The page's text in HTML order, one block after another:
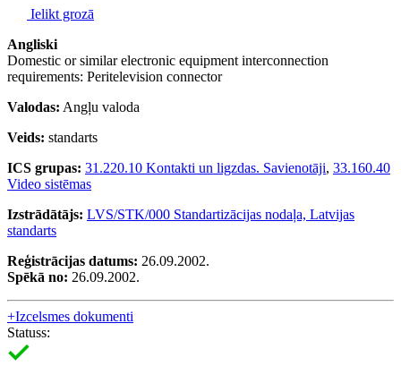
Ielikt grozā
Angliski
Domestic or similar electronic equipment interconnection
requirements: Peritelevision connector
Valodas: Angļu valoda
Veids: standarts
ICS grupas: 31.220.10 Kontakti un ligzdas. Savienotāji, 33.160.40
Video sistēmas
Izstrādātājs: LVS/STK/000 Standartizācijas nodaļa, Latvijas
standarts
Reģistrācijas datums: 26.09.2002.
Spēkā no: 26.09.2002.
+Izcelsmes dokumenti
Statuss: